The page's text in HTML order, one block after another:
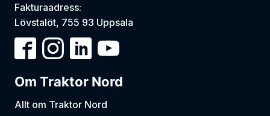
Fakturaadress:
Lövstalöt, 755 93 Uppsala
Om Traktor Nord
Allt om Traktor Nord